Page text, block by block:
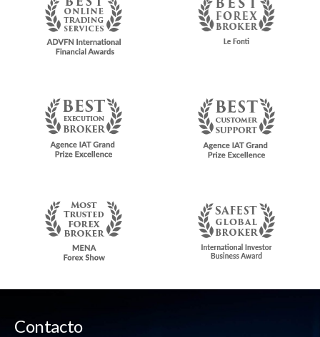
Contacto